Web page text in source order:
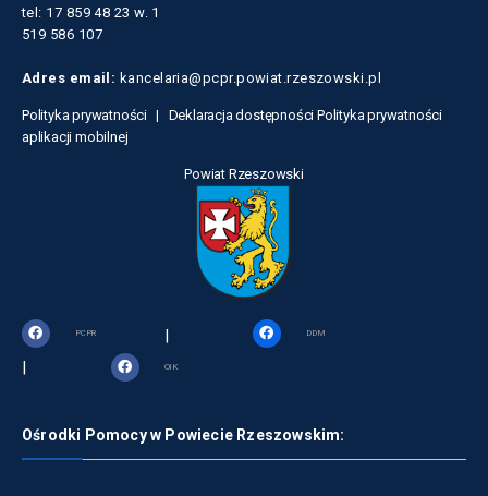
tel: 17 859 48 23 w. 1
519 586 107
Adres email: kancelaria@pcpr.powiat.rzeszowski.pl
Polityka prywatności | Deklaracja dostępności Polityka prywatności
aplikacji mobilnej
Powiat Rzeszowski
PCPR | DDM
| OIK
Ośrodki Pomocy w Powiecie Rzeszowskim: